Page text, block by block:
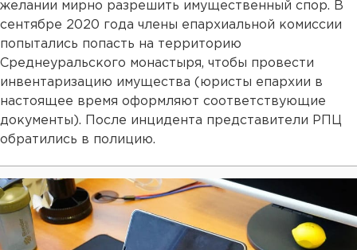
желании мирно разрешить имущественный спор. В
сентябре 2020 года члены епархиальной комиссии
попытались попасть на территорию
Среднеуральского монастыря, чтобы провести
инвентаризацию имущества (юристы епархии в
настоящее время оформляют соответствующие
документы). После инцидента представители РПЦ
обратились в полицию.